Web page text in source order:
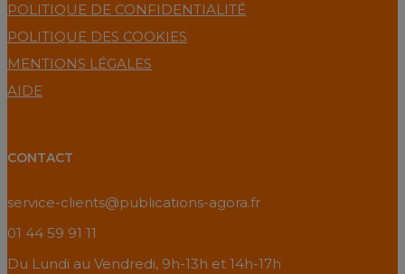
POLITIQUE DE CONFIDENTIALITÉ
POLITIQUE DES COOKIES
MENTIONS LÉGALES
AIDE
CONTACT
service-clients@publications-agora.fr
01 44 59 91 11
Du Lundi au Vendredi, 9h-13h et 14h-17h